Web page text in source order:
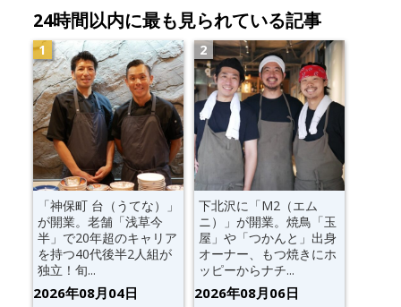
24時間以内に最も見られている記事
「神保町 台（うてな）」
が開業。老舗「浅草今
半」で20年超のキャリア
を持つ40代後半2人組が
独立！旬...
2026年08月04日
下北沢に「M2（エム
ニ）」が開業。焼鳥「玉
屋」や「つかんと」出身
オーナー、もつ焼きにホ
ッピーからナチ...
2026年08月06日